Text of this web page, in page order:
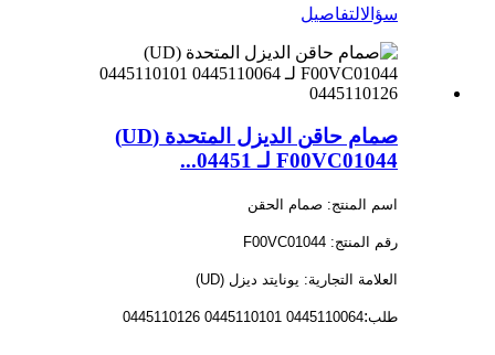
سؤالالتفاصيل
صمام حاقن الديزل المتحدة (UD)
F00VC01044 لـ 04451...
اسم المنتج: صمام الحقن
رقم المنتج: F00VC01044
العلامة التجارية: يونايتد ديزل (UD)
طلب:
0445110064 0445110101 0445110126